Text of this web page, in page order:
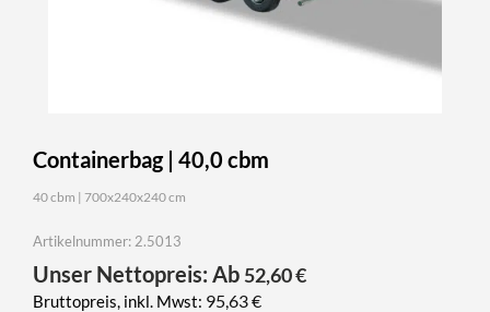
Containerbag | 40,0 cbm
40 cbm | 700x240x240 cm
Artikelnummer: 2.5013
Unser Nettopreis: Ab 52,60€
Bruttopreis, inkl. Mwst: 95,63€